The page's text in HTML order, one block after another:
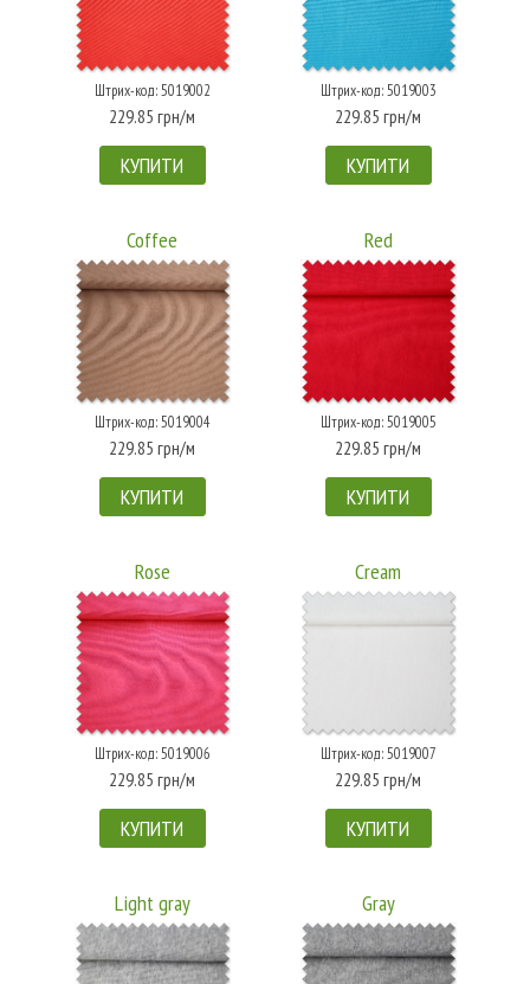
Штрих-код: 5019002
229.85 грн/м
КУПИТИ
Штрих-код: 5019003
229.85 грн/м
КУПИТИ
Coffee
Штрих-код: 5019004
229.85 грн/м
КУПИТИ
Red
Штрих-код: 5019005
229.85 грн/м
КУПИТИ
Rose
Штрих-код: 5019006
229.85 грн/м
КУПИТИ
Cream
Штрих-код: 5019007
229.85 грн/м
КУПИТИ
Light gray Gray